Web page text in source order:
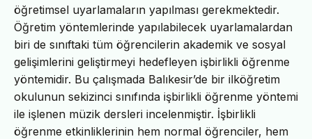
öğretimsel uyarlamaların yapılması gerekmektedir.
Öğretim yöntemlerinde yapılabilecek uyarlamalardan
biri de sınıftaki tüm öğrencilerin akademik ve sosyal
gelişimlerini geliştirmeyi hedefleyen işbirlikli öğrenme
yöntemidir. Bu çalışmada Balıkesir’de bir ilköğretim
okulunun sekizinci sınıfında işbirlikli öğrenme yöntemi
ile işlenen müzik dersleri incelenmiştir. İşbirlikli
öğrenme etkinliklerinin hem normal öğrenciler, hem